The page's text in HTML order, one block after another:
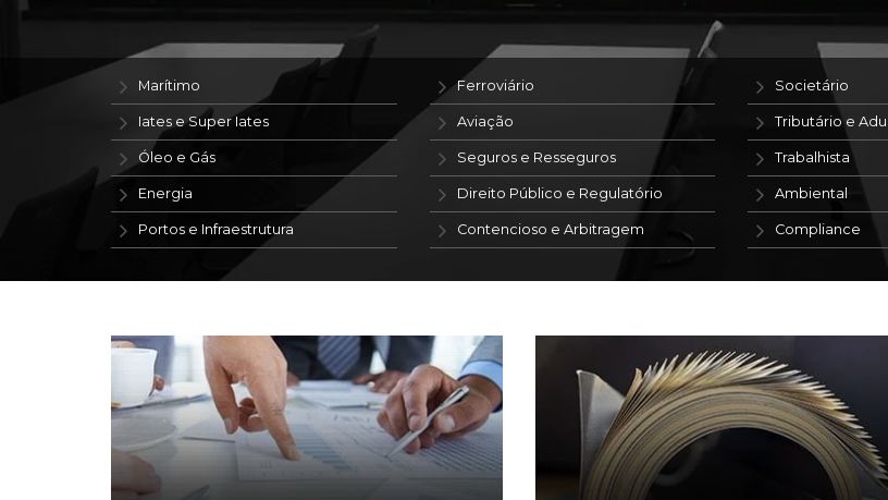
Marítimo
Iates e Super Iates
Óleo e Gás
Energia
Portos e Infraestrutura
Ferroviário
Aviação
Seguros e Resseguros
Direito Público e Regulatório
Contencioso e Arbitragem
Societário
Tributário e
Trabalhista
Ambiental
Compliance